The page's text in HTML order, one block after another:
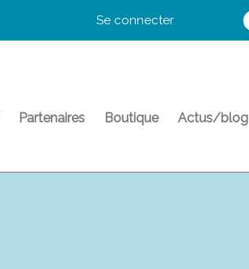
Se connecter
Partenaires Boutique Actus/blog